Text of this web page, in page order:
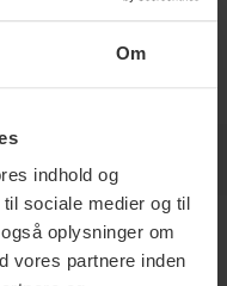
Om
indhold og
sociale medier og til
oplysninger om
vores partnere inden
i længde og